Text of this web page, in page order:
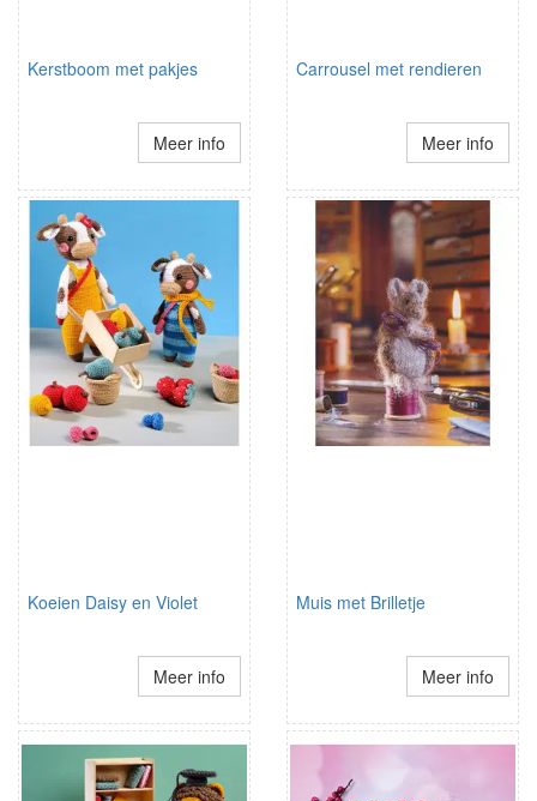
Kerstboom met pakjes
Meer info
Carrousel met rendieren
Meer info
Koeien Daisy en Violet
Meer info
Muis met Brilletje
Meer info